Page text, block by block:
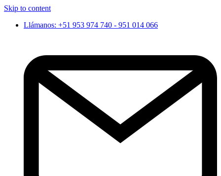
Skip to content
Llámanos: +51 953 974 740 - 951 014 066